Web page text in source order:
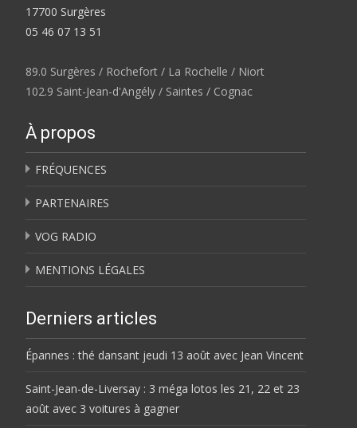
17700 Surgères
05 46 07 13 51
89.0 Surgères / Rochefort / La Rochelle / Niort
102.9 Saint-Jean-d'Angély / Saintes / Cognac
À propos
FRÉQUENCES
PARTENAIRES
VOG RADIO
MENTIONS LÉGALES
Derniers articles
Épannes : thé dansant jeudi 13 août avec Jean Vincent
Saint-Jean-de-Liversay : 3 méga lotos les 21, 22 et 23
août avec 3 voitures à gagner